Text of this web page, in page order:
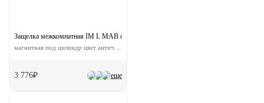
еще
Защелка межкомнатная IM L MAB с ответной планкой
3 776₽